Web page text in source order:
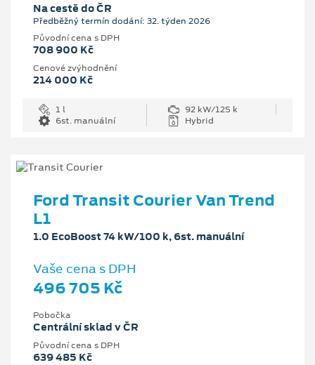
Na cestě do ČR
Předběžný termín dodání: 32. týden 2026
Původní cena s DPH
708 900 Kč
Cenové zvýhodnění
214 000 Kč
1 l
92 kW/125 k
6st. manuální
Hybrid
Ford Transit Courier Van Trend
L1
1.0 EcoBoost 74 kW/100 k, 6st. manuální
Vaše cena s DPH
496 705 Kč
Pobočka
Centrální sklad v ČR
Původní cena s DPH
639 485 Kč